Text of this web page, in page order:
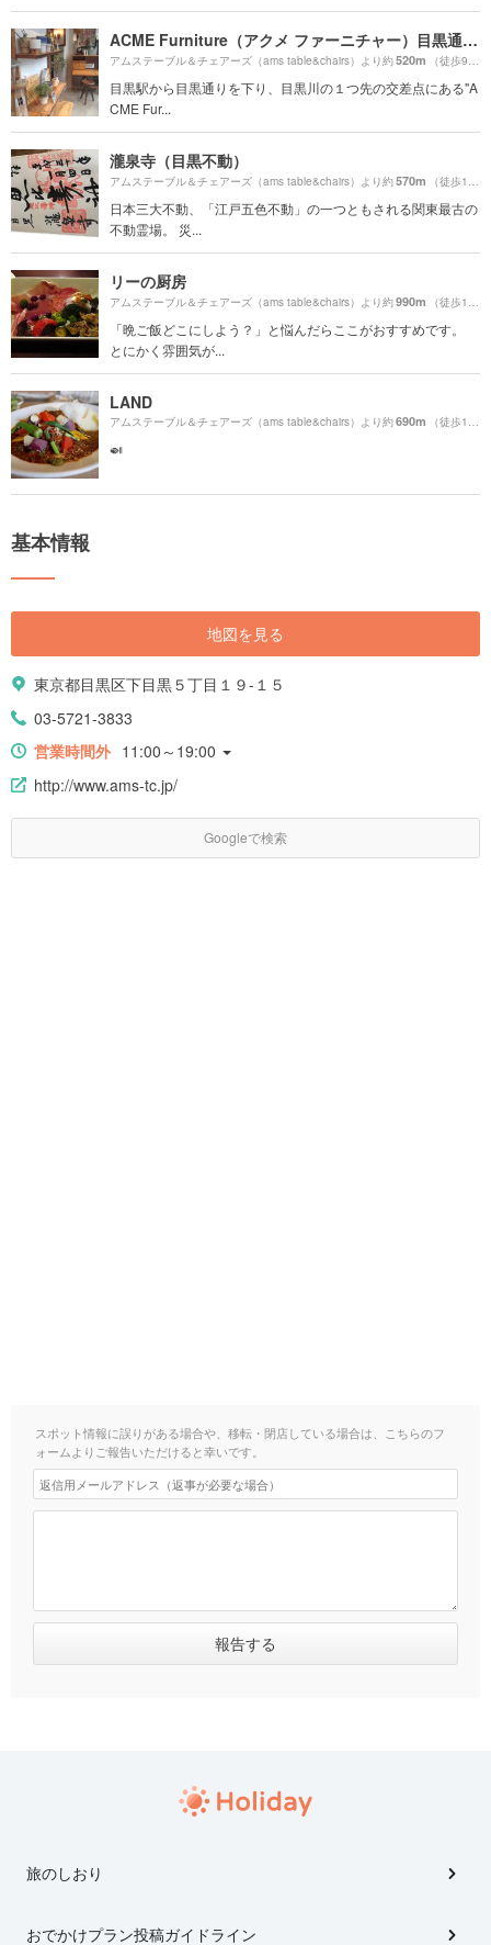
ACME Furniture（アクメ ファーニチャー）目黒通り店
アムステーブル＆チェアーズ（ams table&chairs）より約520m （徒歩9分）
目黒駅から目黒通りを下り、目黒川の１つ先の交差点にある"A
CME Fur...
瀧泉寺（目黒不動）
アムステーブル＆チェアーズ（ams table&chairs）より約570m （徒歩10分）
日本三大不動、「江戸五色不動」の一つともされる関東最古の
不動霊場。 災...
リーの厨房
アムステーブル＆チェアーズ（ams table&chairs）より約990m （徒歩17分）
「晩ご飯どこにしよう？」と悩んだらここがおすすめです。
とにかく雰囲気が...
LAND
アムステーブル＆チェアーズ（ams table&chairs）より約690m （徒歩12分）
🍛
基本情報
地図を見る
東京都目黒区下目黒５丁目１９-１５
03-5721-3833
営業時間外 11:00～19:00
http://www.ams-tc.jp/
Googleで検索
スポット情報に誤りがある場合や、移転・閉店している場合は、こちらのフ
ォームよりご報告いただけると幸いです。
旅のしおり
おでかけプラン投稿ガイドライン